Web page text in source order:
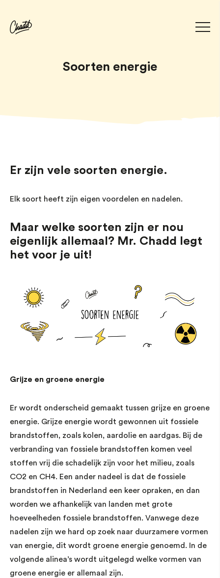
Soorten energie
Er zijn vele soorten energie.
Elk soort heeft zijn eigen voordelen en nadelen.
Maar welke soorten zijn er nou
eigenlijk allemaal? Mr. Chadd legt
het voor je uit!
Grijze en groene energie
Er wordt onderscheid gemaakt tussen grijze en groene
energie. Grijze energie wordt gewonnen uit fossiele
brandstoffen, zoals kolen, aardolie en aardgas. Bij de
verbranding van fossiele brandstoffen komen veel
stoffen vrij die schadelijk zijn voor het milieu, zoals
CO2 en CH4. Een ander nadeel is dat de fossiele
brandstoffen in Nederland een keer opraken, en dan
worden we afhankelijk van landen met grote
hoeveelheden fossiele brandstoffen. Vanwege deze
nadelen zijn we hard op zoek naar duurzamere vormen
van energie, dit wordt groene energie genoemd. In de
volgende alinea’s wordt uitgelegd welke vormen van
groene energie er allemaal zijn.